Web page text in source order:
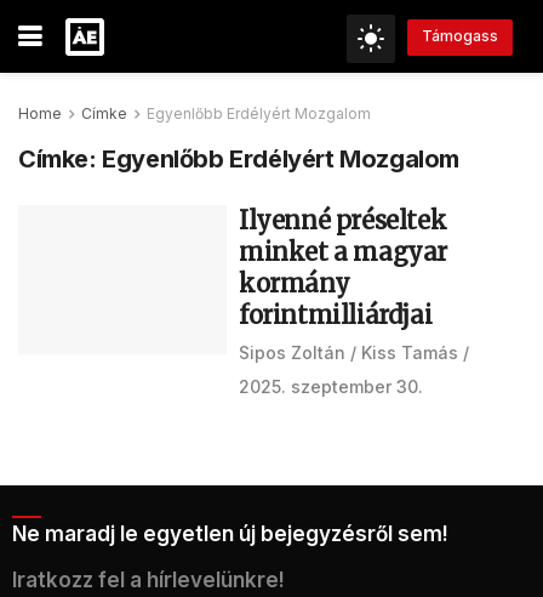
Támogass
Home Címke Egyenlőbb Erdélyért Mozgalom
Címke: Egyenlőbb Erdélyért Mozgalom
Ilyenné préseltek
minket a magyar
kormány
forintmilliárdjai
Sipos Zoltán
Kiss Tamás
2025. szeptember 30.
Ne maradj le egyetlen új bejegyzésről sem!
Iratkozz fel a hírlevelünkre!